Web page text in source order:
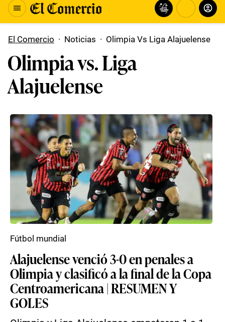
El Comercio · Noticias · Olimpia Vs Liga Alajuelense
Olimpia vs. Liga
Alajuelense
Alajuelense venció 3-0 en penales a
Olimpia y clasificó a la final de la Copa
Centroamericana | RESUMEN Y
GOLES
Fútbol mundial